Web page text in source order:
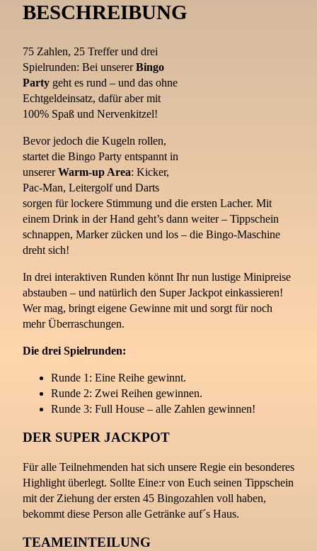
BESCHREIBUNG
75 Zahlen, 25 Treffer und drei
Spielrunden: Bei unsererBingo
Party geht es rund – und das ohne
Echtgeldeinsatz, dafür aber mit
100% Spaß und Nervenkitzel!
Bevor jedoch die Kugeln rollen,
startet die Bingo Party entspannt in
unsererWarm-up Area: Kicker,
Pac-Man, Leitergolf und Darts
sorgen für lockere Stimmung und die ersten Lacher. Mit
einem Drink in der Hand geht’s dann weiter – Tippschein
schnappen, Marker zücken und los – die Bingo-Maschine
dreht sich!
In drei interaktiven Runden könnt Ihr nun lustige Minipreise
abstauben – und natürlich den Super Jackpot einkassieren!
Wer mag, bringt eigene Gewinne mit und sorgt für noch
mehr Überraschungen.
Die drei Spielrunden:
Runde 1: Eine Reihe gewinnt.
Runde 2: Zwei Reihen gewinnen.
Runde 3: Full House – alle Zahlen gewinnen!
DER SUPER JACKPOT
Für alle Teilnehmenden hat sich unsere Regie ein besonderes
Highlight überlegt. Sollte Eine:r von Euch seinen Tippschein
mit der Ziehung der ersten 45 Bingozahlen voll haben,
bekommt diese Person alle Getränke auf´s Haus.
TEAMEINTEILUNG